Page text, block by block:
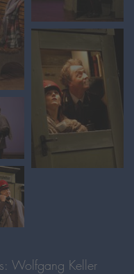
Wolfgang Keller